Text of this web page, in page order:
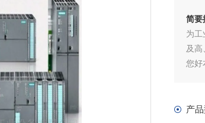
简要
为工
及
您好
产品